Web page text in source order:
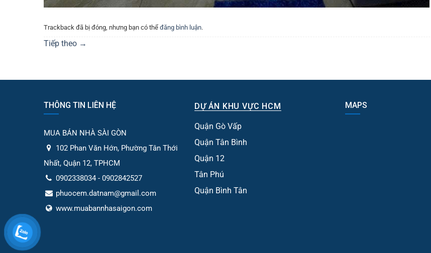
Trackback đã bị đóng, nhưng bạn có thể đăng bình luận.
Tiếp theo →
THÔNG TIN LIÊN HỆ
MUA BÁN NHÀ SÀI GÒN
102 Phan Văn Hớn, Phường Tân Thới
Nhất, Quận 12, TPHCM
0902338034 - 0902842527
phuocem.datnam@gmail.com
www.muabannhasaigon.com
DỰ ÁN KHU VỰC HCM
Quận Gò Vấp
Quận Tân Bình
Quận 12
Tân Phú
Quận Bình Tân
MAPS